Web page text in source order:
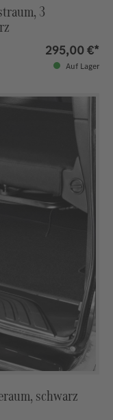
3
295,00 €*
Auf Lager
schwarz